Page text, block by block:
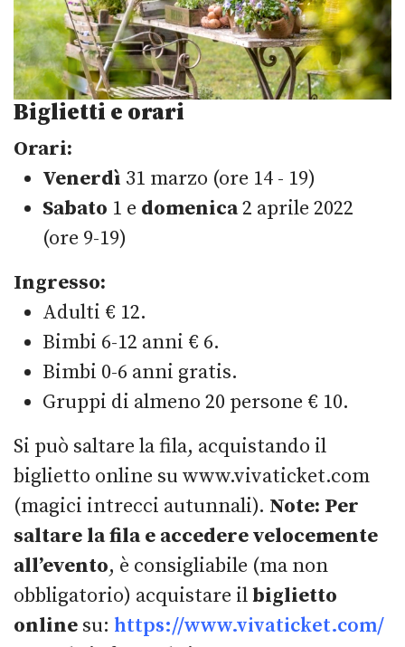
Biglietti e orari
Orari:
Venerdì 31 marzo (ore 14 - 19)
Sabato 1 e domenica2 aprile 2022
(ore 9-19)
Ingresso:
Adulti € 12.
Bimbi 6-12 anni € 6.
Bimbi 0-6 anni gratis.
Gruppi di almeno 20 persone € 10.
Si può saltare la fila, acquistando il
biglietto online su www.vivaticket.com
(magici intrecci autunnali). Note: Per
saltare la fila e accedere velocemente
all’evento, è consigliabile (ma non
obbligatorio) acquistare ilbiglietto
online su: https://www.vivaticket.com/